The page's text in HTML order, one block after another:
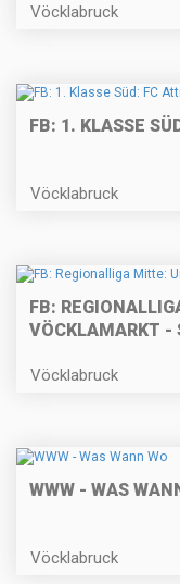
Vöcklabruck
FB: 1. KLASSE
Vöcklabruck
FB:
VÖCKLAMARKT -
Vöcklabruck
WWW - WAS
Vöcklabruck